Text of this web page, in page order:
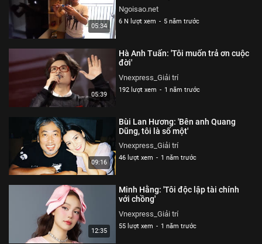
05:34
Ngoisao.net
6 N lượt xem - 5 năm trước
05:39
Hà Anh Tuấn: 'Tôi muốn trả ơn cuộc
đời'
Vnexpress_Giải trí
192 lượt xem - 1 năm trước
09:16
Bùi Lan Hương: 'Bên anh Quang
Dũng, tôi là số một'
Vnexpress_Giải trí
46 lượt xem - 1 năm trước
12:35
Minh Hằng: 'Tôi độc lập tài chính
với chồng'
Vnexpress_Giải trí
55 lượt xem - 1 năm trước